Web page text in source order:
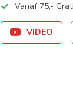
Vanaf 75,-
VIDEO